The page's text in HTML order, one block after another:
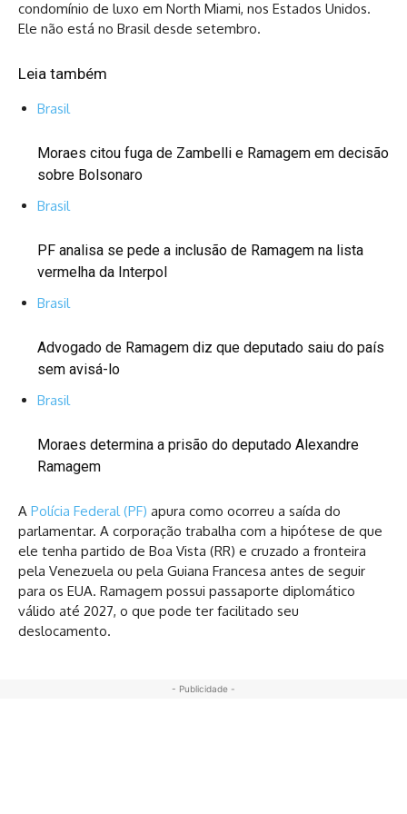
condomínio de luxo em North Miami, nos Estados Unidos.
Ele não está no Brasil desde setembro.
Leia também
Brasil
Moraes citou fuga de Zambelli e Ramagem em decisão
sobre Bolsonaro
Brasil
PF analisa se pede a inclusão de Ramagem na lista
vermelha da Interpol
Brasil
Advogado de Ramagem diz que deputado saiu do país
sem avisá-lo
Brasil
Moraes determina a prisão do deputado Alexandre
Ramagem
A Polícia Federal (PF) apura como ocorreu a saída do
parlamentar. A corporação trabalha com a hipótese de que
ele tenha partido de Boa Vista (RR) e cruzado a fronteira
pela Venezuela ou pela Guiana Francesa antes de seguir
para os EUA. Ramagem possui passaporte diplomático
válido até 2027, o que pode ter facilitado seu
deslocamento.
- Publicidade -